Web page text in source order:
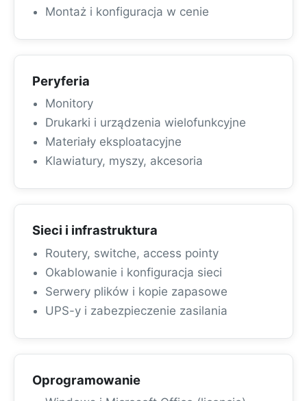
Montaż i konfiguracja w cenie
Peryferia
Monitory
Drukarki i urządzenia wielofunkcyjne
Materiały eksploatacyjne
Klawiatury, myszy, akcesoria
Sieci i infrastruktura
Routery, switche, access pointy
Okablowanie i konfiguracja sieci
Serwery plików i kopie zapasowe
UPS-y i zabezpieczenie zasilania
Oprogramowanie